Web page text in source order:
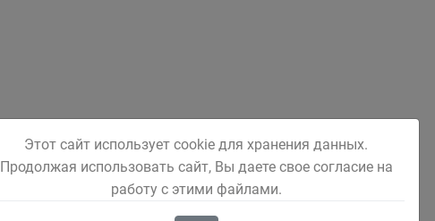
Этот сайт использует cookie для хранения данных.
Продолжая использовать сайт, Вы даете свое согласие на
работу с этими файлами.